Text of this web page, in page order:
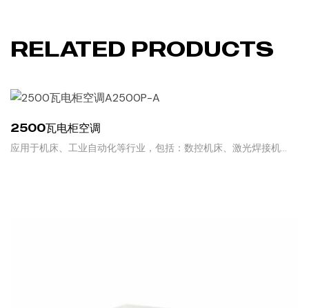
RELATED PRODUCTS
2500瓦电柜空调
应用于机床、工业自动化等行业，包括：数控机床、激光焊接机